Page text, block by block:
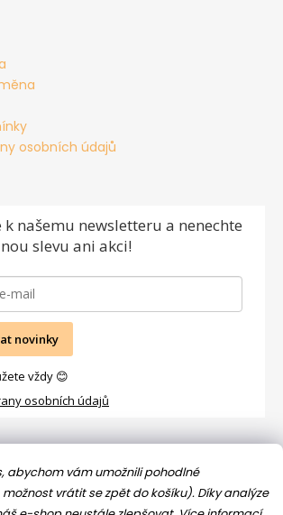
abychom vám umožnili pohodlné
vrátit se zpět do košíku). Díky analýze
osobních údajů
k našemu newsletteru a nenechte
slevu ani akci!
novinky
vždy 😊
osobních údajů